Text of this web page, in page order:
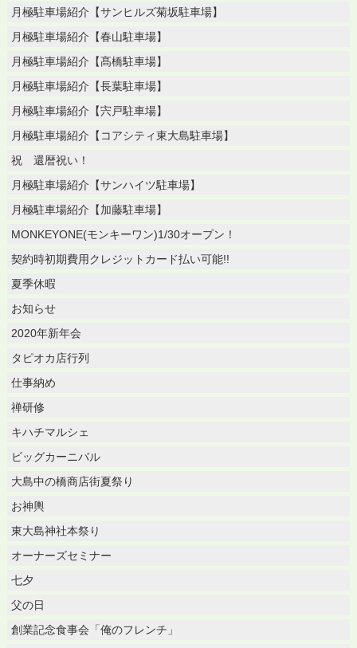
月極駐車場紹介【サンヒルズ菊坂駐車場】
月極駐車場紹介【春山駐車場】
月極駐車場紹介【髙橋駐車場】
月極駐車場紹介【長葉駐車場】
月極駐車場紹介【宍戸駐車場】
月極駐車場紹介【コアシティ東大島駐車場】
祝 還暦祝い！
月極駐車場紹介【サンハイツ駐車場】
月極駐車場紹介【加藤駐車場】
MONKEYONE(モンキーワン)1/30オープン！
契約時初期費用クレジットカード払い可能!!
夏季休暇
お知らせ
2020年新年会
タピオカ店行列
仕事納め
禅研修
キハチマルシェ
ビッグカーニバル
大島中の橋商店街夏祭り
お神輿
東大島神社本祭り
オーナーズセミナー
七夕
父の日
創業記念食事会「俺のフレンチ」